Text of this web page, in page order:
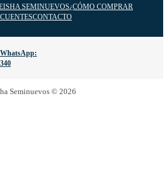
SEMINUEVOS¿CÓMO COMPRAR
CONTACTO
Seminuevos © 2026